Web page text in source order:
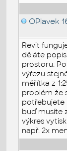
OPlavek
Revit
děláte
prostoru.
výřezu
měřítka z
problém že
potřebujete
buď musíte
výkres
např. 2x